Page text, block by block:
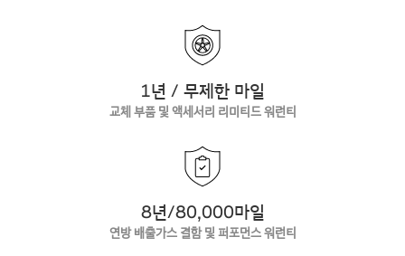
1년 / 무제한 마일
교체 부품 및 액세서리 리미티드 워런티
8년/80,000마일
연방 배출가스 결함 및 퍼포먼스 워런티